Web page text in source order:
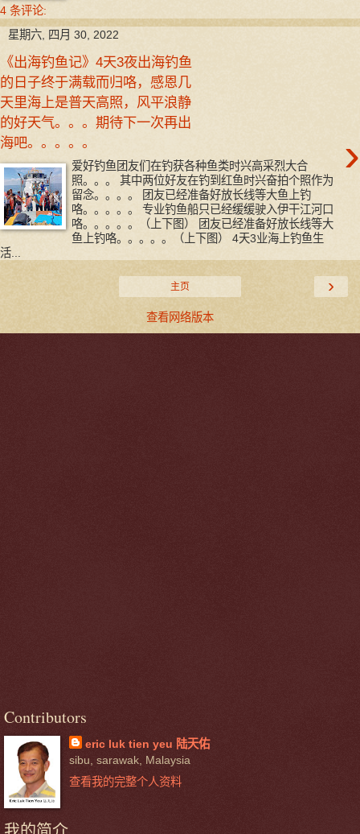
4 条评论:
星期六, 四月 30, 2022
《出海钓鱼记》4天3夜出海钓鱼
的日子终于满载而归咯，感恩几
天里海上是普天高照，风平浪静
的好天气。。。期待下一次再出
海吧。。。。。
›
爱好钓鱼团友们在钓获各种鱼类时兴高采烈大合
照。。。 其中两位好友在钓到红鱼时兴奋拍个照作为
留念。。。。 团友已经准备好放长线等大鱼上钓
咯。。。。。 专业钓鱼船只已经缓缓驶入伊干江河口
咯。。。。。（上下图） 团友已经准备好放长线等大
鱼上钓咯。。。。。（上下图） 4天3业海上钓鱼生
活...
›
主页
查看网络版本
Contributors
eric luk tien yeu 陆天佑
sibu, sarawak, Malaysia
查看我的完整个人资料